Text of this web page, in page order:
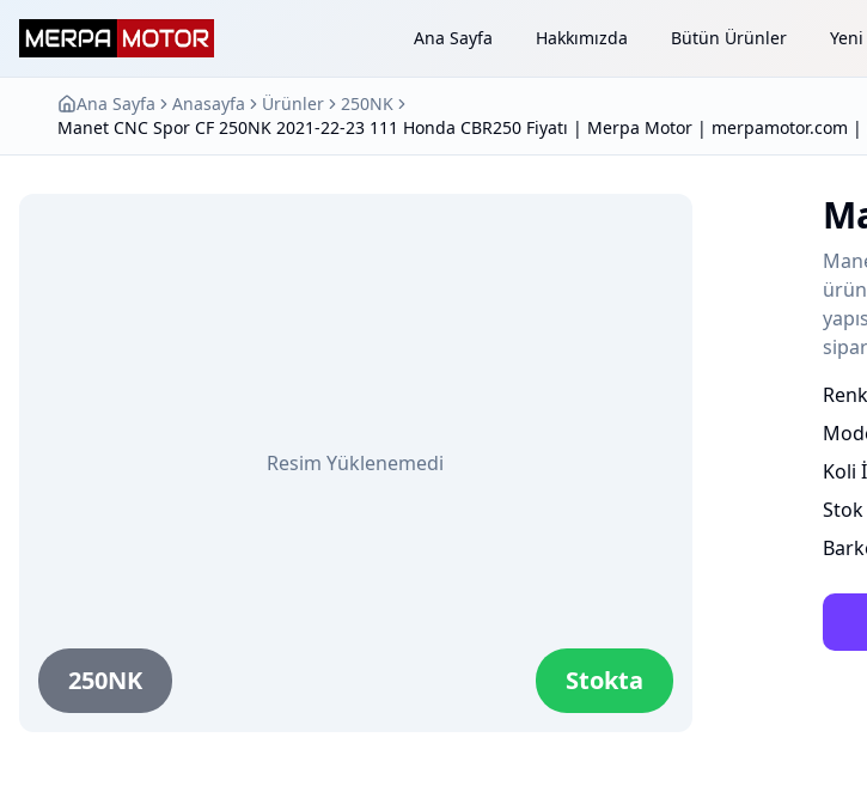
Ana Sayfa Hakkımızda Bütün Ürünler
Ana Sayfa Anasayfa Ürünler
250NK
Manet CNC Spor CF 250NK 2021-22-23 111 Honda CBR250 Fiyatı | Merpa Motor | merpamotor.com
250NK Stokta
Resim Yüklenemedi
Koli